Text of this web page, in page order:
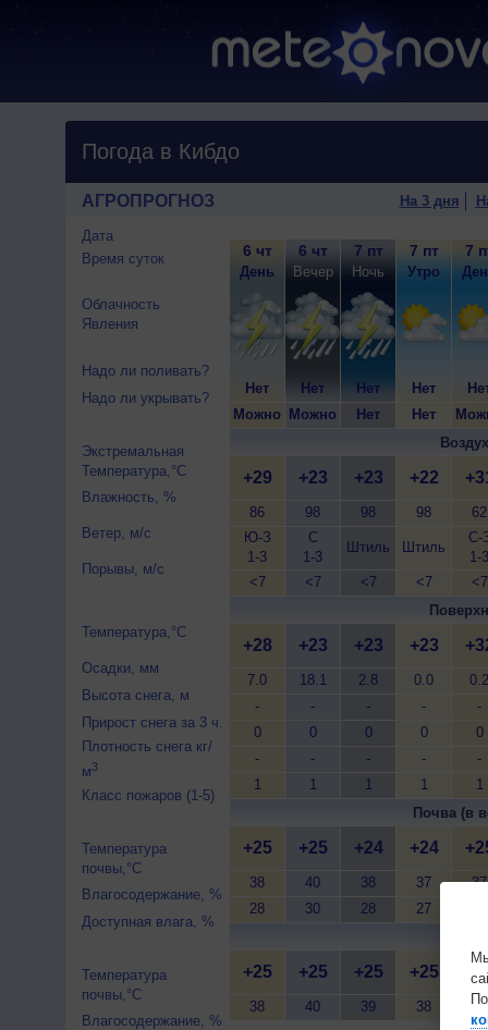
Погода в Кибдо
АГРОПРОГНОЗ На 3 дня
Дата
Время суток
Облачность
Явления
Надо ли поливать?
Надо ли укрывать?
Экстремальная
Температура,°C
Влажность, %
Ветер, м/с
Порывы, м/с
Температура,°C
Осадки, мм
Высота снега, м
Прирост снега за 3 ч.
Плотность снега кг/
м3
Класс пожаров (1-5)
Температура
почвы,°C
Влагосодержание, %
Доступная влага, %
Температура
почвы,°C
Влагосодержание, %
6 чт
День
Нет
Можно
6 чт
Вечер
Нет
Можно
7 пт
Ночь
Нет
Нет
7 пт
Утро
Нет
Нет
7
+29
86
Ю-З
1-3
<7
+23
98
С
1-3
<7
+23
98
Штиль
<7
+22
98
Штиль
<7
62
С-
1-3
<7
+28
7.0
-
0
-
1
+23
18.1
-
0
-
1
+23
2.8
-
0
-
1
+23
0.0
-
0
-
1
0.2
-
0
-
1
Почва (в
+25
38
28
+25
40
30
+24
38
28
+24
37
27
37
+25
38
+25
40
+25
39
+25
38 37